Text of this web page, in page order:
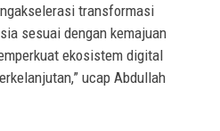
transformasi
sesuai dengan kemajuan
ekosistem digital
ucap Abdullah